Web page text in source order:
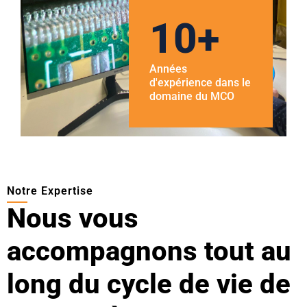
10+
Années
d'expérience dans le
domaine du MCO
Notre Expertise
Nous vous
accompagnons tout au
long du cycle de vie de